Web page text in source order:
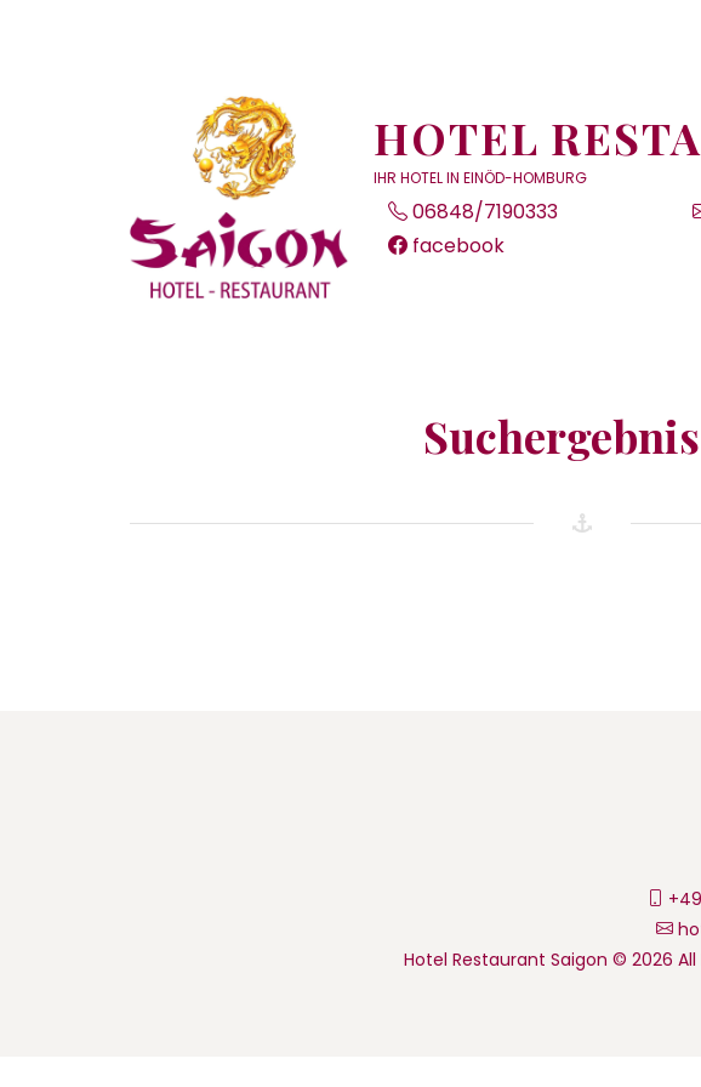
HOTEL
IHR HOTEL IN EINÖD-HOMBURG
06848/7190333
facebook
Hotel Restaurant Saigon © 2026 All